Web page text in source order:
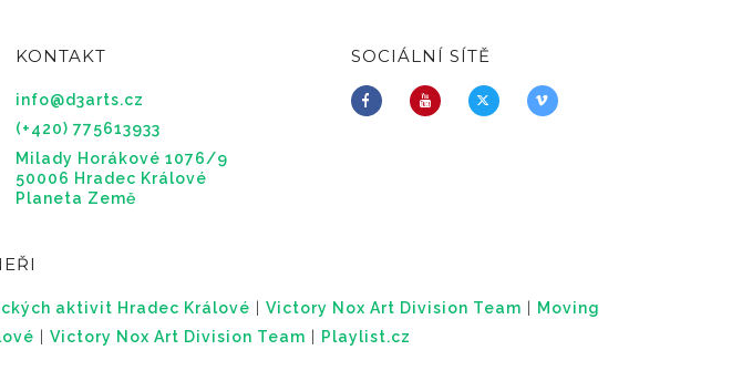
KONTAKT
info@d3arts.cz
(+420) 775613933
Milady Horákové 1076/9
50006 Hradec Králové
Planeta Země
SOCIÁLNÍ SÍTĚ
aktivit Hradec Králové Victory Nox Art Division Team
Moving
Victory Nox Art Division Team Playlist.cz